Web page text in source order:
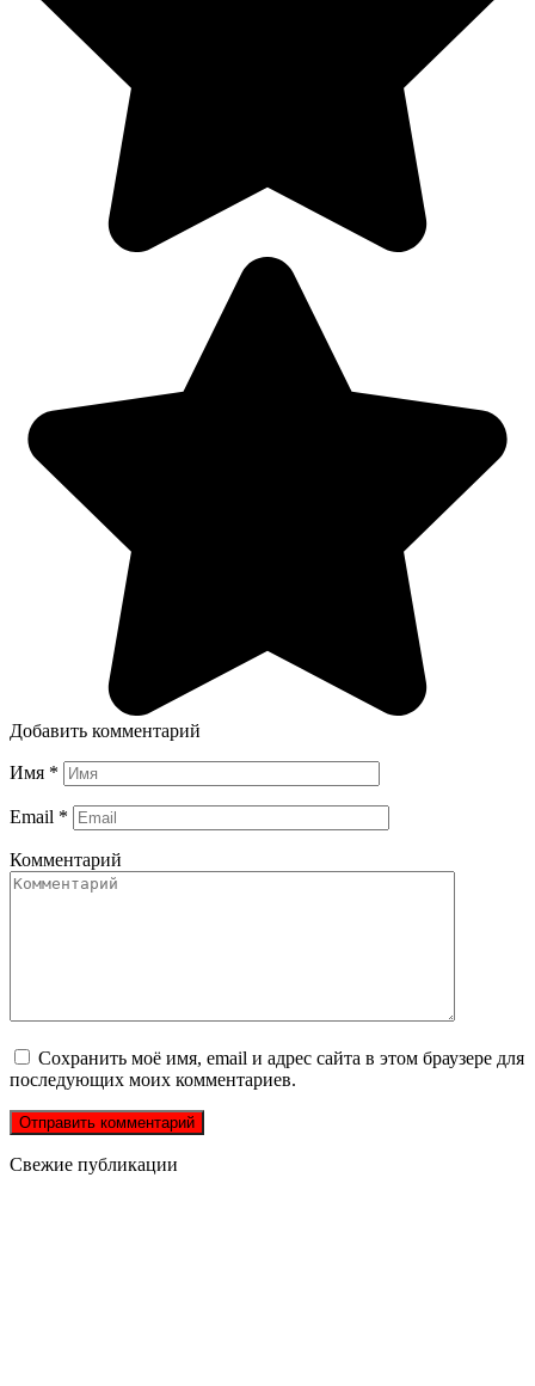
Добавить комментарий
Имя *
Email *
Комментарий
Сохранить моё имя, email и адрес сайта в этом браузере для
последующих моих комментариев.
Свежие публикации